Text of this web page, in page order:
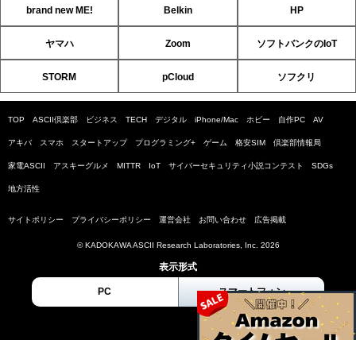
brand new ME! Belkin HP
ヤマハ Zoom ソフトバンクのIoT
STORM pCloud ソフクリ
TOP ASCII倶楽部 ビジネス TECH デジタル iPhone/Mac ホビー 自作PC AV
アキバ スマホ スタートアップ プログラミング+ ゲーム 格安SIM 倶楽部情報局
家電ASCII アスキーグルメ MITTR IoT サイバーセキュリティ小説コンテスト SDGs
地方活性
サイトポリシー プライバシーポリシー 運営会社 お問い合わせ 広告掲載
© KADOKAWA ASCII Research Laboratories, Inc. 2026
表示形式
PC スマートフォン